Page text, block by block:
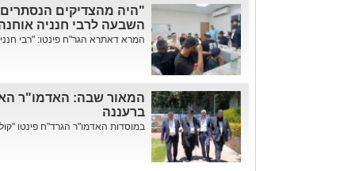
"היה מהצדיקים
השבעה לרבי חנניה
המרא דאתרא הגר"ח פינטו: "רבי
המאור שבה: האדמו"ר
ברעננה
במוסדות האדמו"ר הגרד"ח פינטו